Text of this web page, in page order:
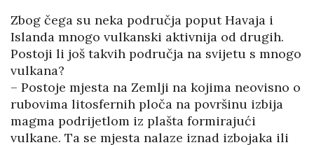
Zbog čega su neka područja poput Havaja i
Islanda mnogo vulkanski aktivnija od drugih.
Postoji li još takvih područja na svijetu s mnogo
vulkana?
– Postoje mjesta na Zemlji na kojima neovisno o
rubovima litosfernih ploča na površinu izbija
magma podrijetlom iz plašta formirajući
vulkane. Ta se mjesta nalaze iznad izbojaka ili